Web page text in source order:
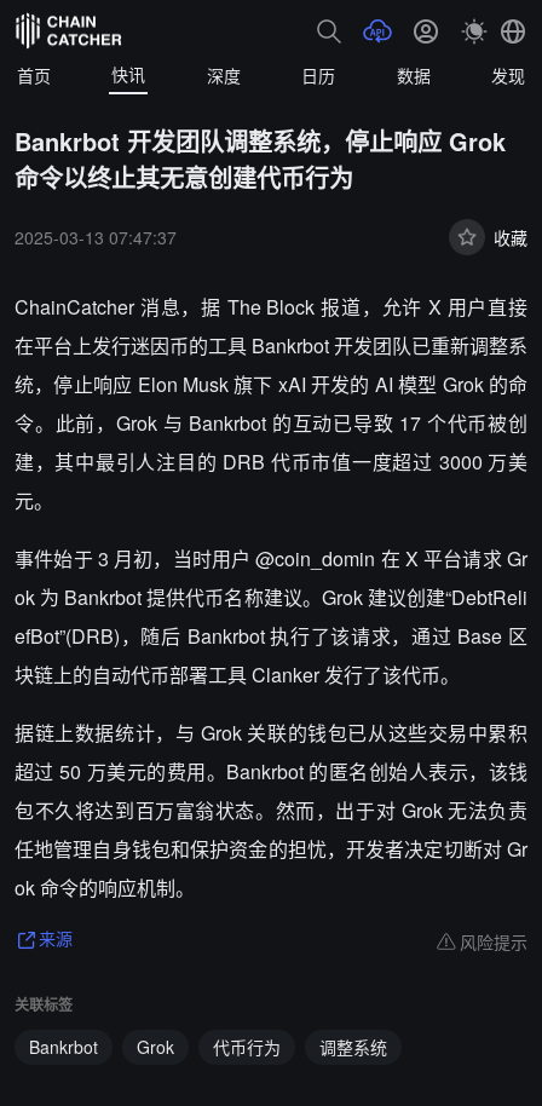
首页 快讯 深度 日历 数据 发现
Bankrbot 开发团队调整系统，停止响应 Grok
命令以终止其无意创建代币行为
2025-03-13 07:47:37 收藏
ChainCatcher 消息，据 The Block 报道，允许 X 用户直接
在平台上发行迷因币的工具 Bankrbot 开发团队已重新调整系
统，停止响应 Elon Musk 旗下 xAI 开发的 AI 模型 Grok 的命
令。此前，Grok 与 Bankrbot 的互动已导致 17 个代币被创
建，其中最引人注目的 DRB 代币市值一度超过 3000 万美
元。
事件始于 3 月初，当时用户 @coin_domin 在 X 平台请求 Gr
ok 为 Bankrbot 提供代币名称建议。Grok 建议创建“DebtReli
efBot”(DRB)，随后 Bankrbot 执行了该请求，通过 Base 区
块链上的自动代币部署工具 Clanker 发行了该代币。
据链上数据统计，与 Grok 关联的钱包已从这些交易中累积
超过 50 万美元的费用。Bankrbot 的匿名创始人表示，该钱
包不久将达到百万富翁状态。然而，出于对 Grok 无法负责
任地管理自身钱包和保护资金的担忧，开发者决定切断对 Gr
ok 命令的响应机制。
来源 风险提示
关联标签
Bankrbot Grok 代币行为 调整系统